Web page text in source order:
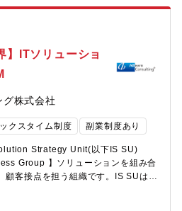
ネルギー：経営の高度化を目指した
業：グループ・グローバル人事基幹
盤・システム検討支援における統括
造業：グループ・グローバル人事基
ー：人的資本経営方針策定および
：人事戦略および基幹制度設計のア
し、顧客のビジネスモデルや社会環
・拡大を上流工程から実装工程ま
るプロジェクト■SAP以外の製品を導
周辺系システムに関する運用保守プ
利用するシステムに対する運用保守
化・高度化の推進を前提とした運用
プロジェクト■SaaS製品を活用した
ロジェクト■AIを活用したシステムに
】ITソリューショ
株式会社
クスタイム制度 副業制度あり
Strategy Unit(以下IS SU)
Group 】ソリューションを組み合
顧客接点を担う組織です。IS SUは、
、産業別にビジネスグループを組成